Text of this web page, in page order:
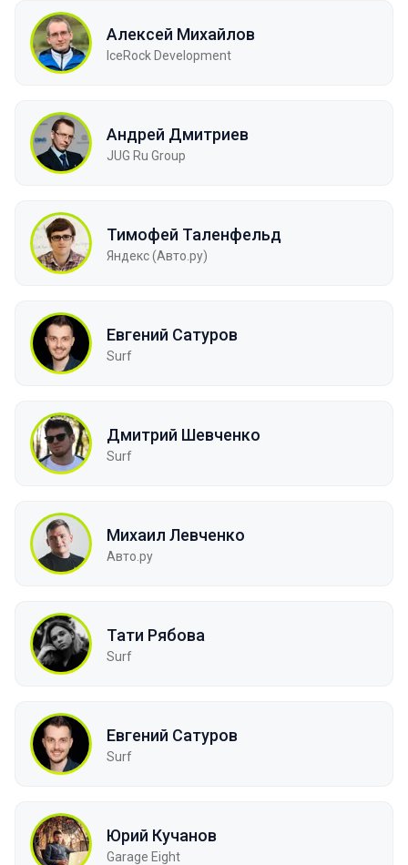
Алексей Михайлов
IceRock Development
Андрей Дмитриев
JUG Ru Group
Тимофей Таленфельд
Яндекс (Авто.ру)
Евгений Сатуров
Surf
Дмитрий Шевченко
Surf
Михаил Левченко
Авто.ру
Тати Рябова
Surf
Евгений Сатуров
Surf
Юрий Кучанов
Garage Eight